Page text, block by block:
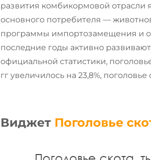
развития комбикормовой отрасли
основного потребителя —
программы импортозамещения и
последние годы активно
официальной статистики,
гг увеличилось на 23,8%,
Виджет Поголовье